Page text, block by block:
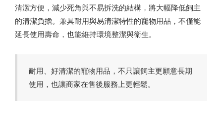
清潔方便，減少死角與不易拆洗的結構，將大幅降低飼主
的清潔負擔。兼具耐用與易清潔特性的寵物用品，不僅能
延長使用壽命，也能維持環境整潔與衛生。
耐用、好清潔的寵物用品，不只讓飼主更願意長期
使用，也讓商家在售後服務上更輕鬆。